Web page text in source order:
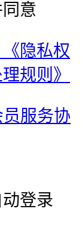
意
《隐私权
规则》
员服务协
登录